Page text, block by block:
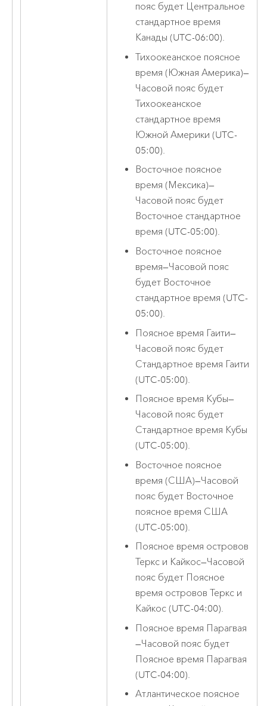
пояс будет Центральное
стандартное время
Канады (UTC-06:00).
Тихоокеанское поясное
время (Южная Америка)—
Часовой пояс будет
Тихоокеанское
стандартное время
Южной Америки (UTC-
05:00).
Восточное поясное
время (Мексика)—
Часовой пояс будет
Восточное стандартное
время (UTC-05:00).
Восточное поясное
время—Часовой пояс
будет Восточное
стандартное время (UTC-
05:00).
Поясное время Гаити—
Часовой пояс будет
Стандартное время Гаити
(UTC-05:00).
Поясное время Кубы—
Часовой пояс будет
Стандартное время Кубы
(UTC-05:00).
Восточное поясное
время (США)—Часовой
пояс будет Восточное
поясное время США
(UTC-05:00).
Поясное время островов
Теркс и Кайкос—Часовой
пояс будет Поясное
время островов Теркс и
Кайкос (UTC-04:00).
Поясное время Парагвая
—Часовой пояс будет
Поясное время Парагвая
(UTC-04:00).
Атлантическое поясное